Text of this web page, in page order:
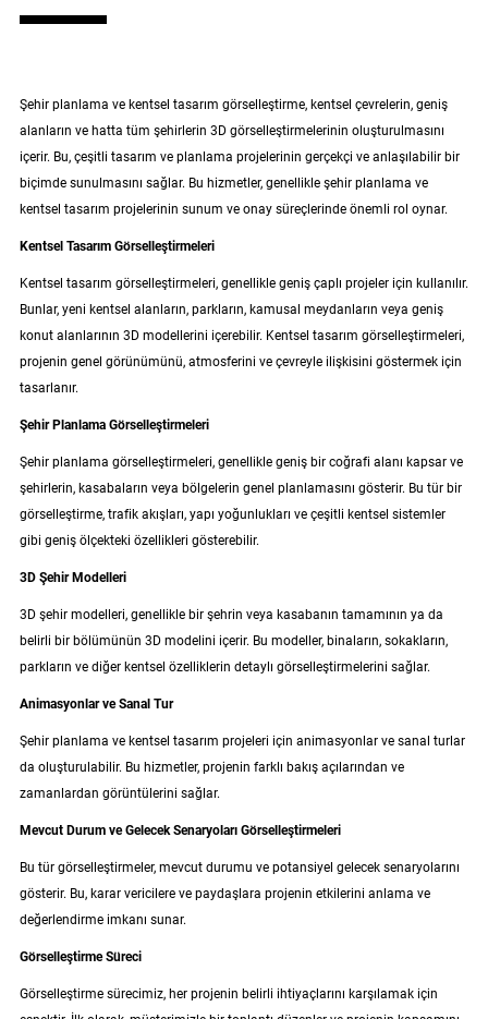
Şehir planlama ve kentsel tasarım görselleştirme, kentsel çevrelerin, geniş
alanların ve hatta tüm şehirlerin 3D görselleştirmelerinin oluşturulmasını
içerir. Bu, çeşitli tasarım ve planlama projelerinin gerçekçi ve anlaşılabilir bir
biçimde sunulmasını sağlar. Bu hizmetler, genellikle şehir planlama ve
kentsel tasarım projelerinin sunum ve onay süreçlerinde önemli rol oynar.
Kentsel Tasarım Görselleştirmeleri
Kentsel tasarım görselleştirmeleri, genellikle geniş çaplı projeler için kullanılır.
Bunlar, yeni kentsel alanların, parkların, kamusal meydanların veya geniş
konut alanlarının 3D modellerini içerebilir. Kentsel tasarım görselleştirmeleri,
projenin genel görünümünü, atmosferini ve çevreyle ilişkisini göstermek için
tasarlanır.
Şehir Planlama Görselleştirmeleri
Şehir planlama görselleştirmeleri, genellikle geniş bir coğrafi alanı kapsar ve
şehirlerin, kasabaların veya bölgelerin genel planlamasını gösterir. Bu tür bir
görselleştirme, trafik akışları, yapı yoğunlukları ve çeşitli kentsel sistemler
gibi geniş ölçekteki özellikleri gösterebilir.
3D Şehir Modelleri
3D şehir modelleri, genellikle bir şehrin veya kasabanın tamamının ya da
belirli bir bölümünün 3D modelini içerir. Bu modeller, binaların, sokakların,
parkların ve diğer kentsel özelliklerin detaylı görselleştirmelerini sağlar.
Animasyonlar ve Sanal Tur
Şehir planlama ve kentsel tasarım projeleri için animasyonlar ve sanal turlar
da oluşturulabilir. Bu hizmetler, projenin farklı bakış açılarından ve
zamanlardan görüntülerini sağlar.
Mevcut Durum ve Gelecek Senaryoları Görselleştirmeleri
Bu tür görselleştirmeler, mevcut durumu ve potansiyel gelecek senaryolarını
gösterir. Bu, karar vericilere ve paydaşlara projenin etkilerini anlama ve
değerlendirme imkanı sunar.
Görselleştirme Süreci
Görselleştirme sürecimiz, her projenin belirli ihtiyaçlarını karşılamak için